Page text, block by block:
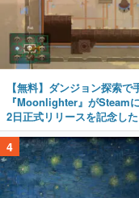
【無料】ダンジョン探索
『Moonlighter』がSteam
2日正式リリースを記念し
4